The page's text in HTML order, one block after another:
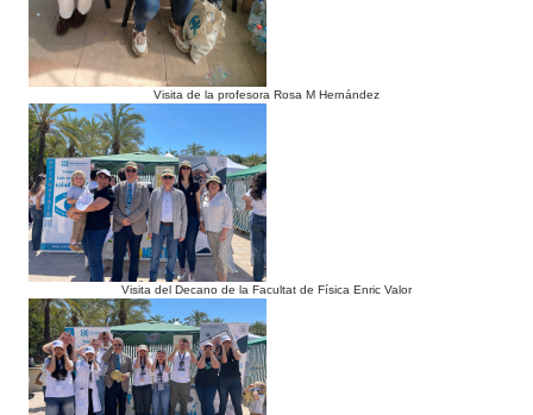
Visita de la profesora Rosa M Hernández
Visita del Decano de la Facultat de Física Enric Valor